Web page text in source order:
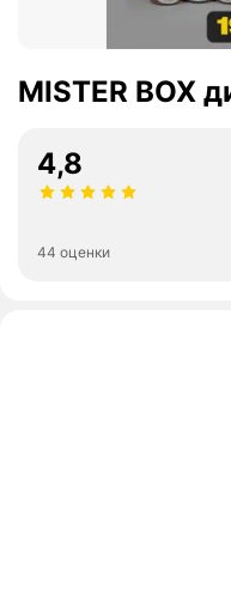
MISTER BOX
4,8
44 оценки